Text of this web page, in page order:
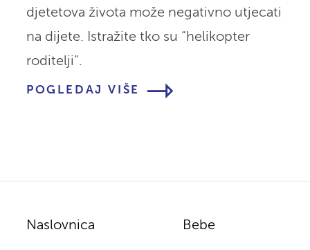
djetetova života može negativno utjecati
na dijete. Istražite tko su “helikopter
roditelji”.
POGLEDAJ VIŠE
Naslovnica Bebe